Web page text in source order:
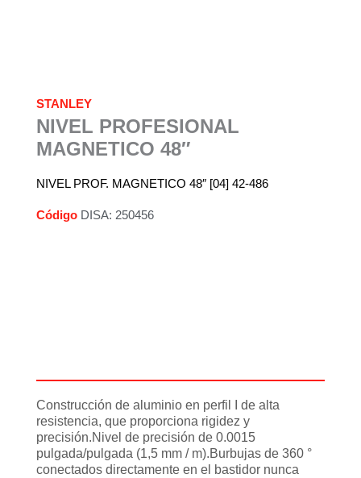
STANLEY
NIVEL PROFESIONAL
MAGNETICO 48″
NIVEL PROF. MAGNETICO 48″ [04] 42-486
Código DISA: 250456
Construcción de aluminio en perfil I de alta
resistencia, que proporciona rigidez y
precisión.Nivel de precisión de 0.0015
pulgada/pulgada (1,5 mm / m).Burbujas de 360 °
conectados directamente en el bastidor nunca